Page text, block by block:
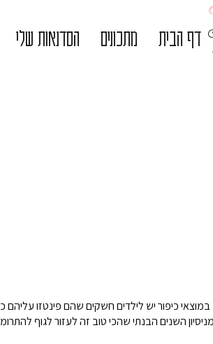
דף הבית מתכונים הסדנאות שלי
כיפור יש לילדים חשקים שהם פינטזו עליהם
השנים הבנתי שהכי טוב זה לעזור לגוף